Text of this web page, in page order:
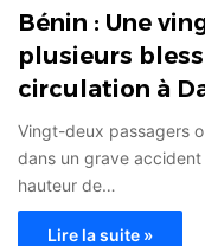
Bénin : Une
plusieurs
circulation à
Vingt-deux passagers
dans un grave
hauteur de…
Lire la suite »